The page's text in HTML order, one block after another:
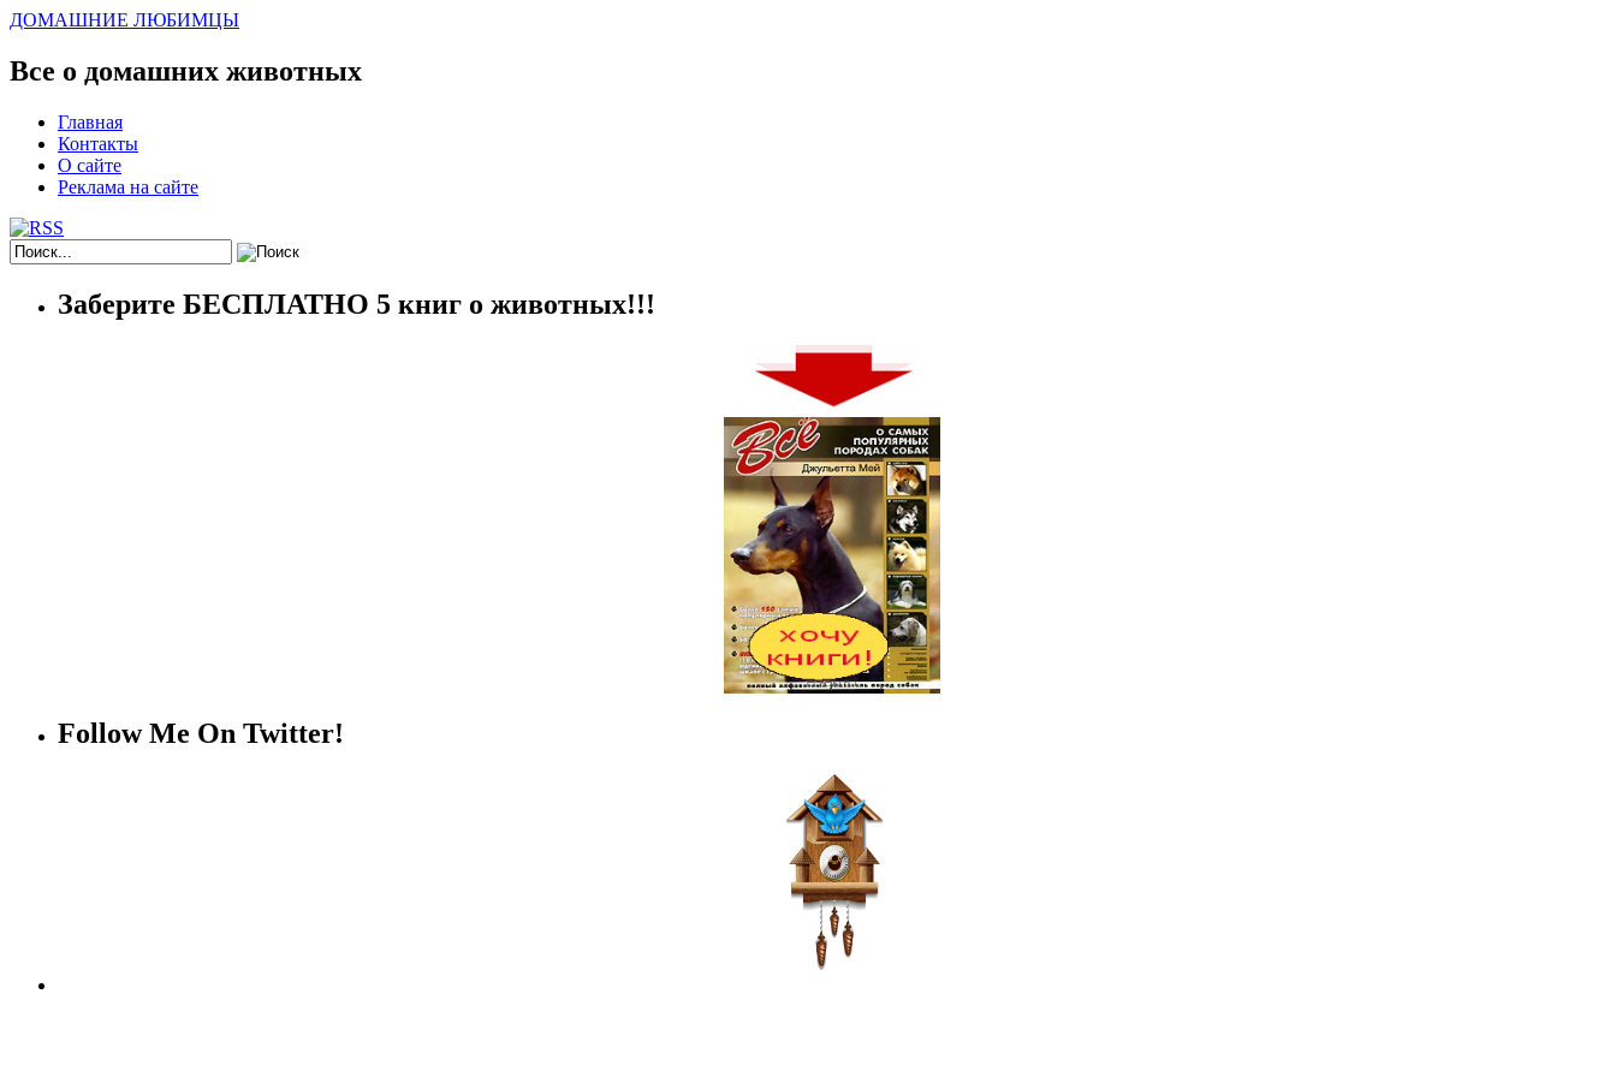
ДОМАШНИЕ ЛЮБИМЦЫ
Все о домашних животных
Главная
Контакты
О сайте
Реклама на сайте
Заберите БЕСПЛАТНО 5 книг о животных!!!
Follow Me On Twitter!